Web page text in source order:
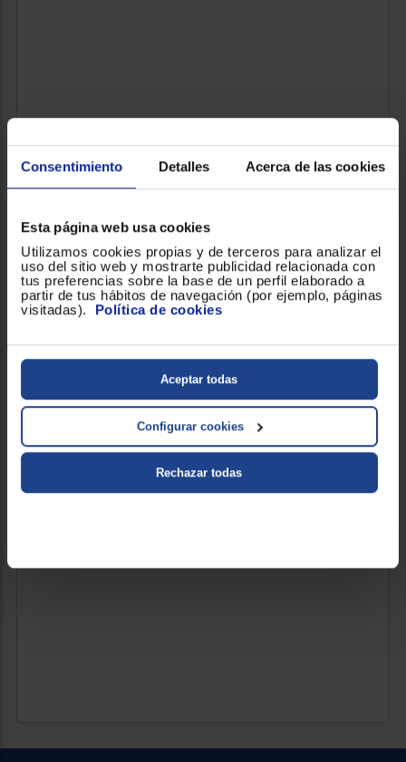
Consentimiento Detalles Acerca de las cookies
Esta página web usa cookies
Utilizamos cookies propias y de terceros para analizar el
uso del sitio web y mostrarte publicidad relacionada con
tus preferencias sobre la base de un perfil elaborado a
partir de tus hábitos de navegación (por ejemplo, páginas
visitadas). Política de cookies
Aceptar todas
Configurar cookies
Rechazar todas
LAVADORA SECADORA AEG LWR7194M2B
Revoluciones (RPM) : 1600